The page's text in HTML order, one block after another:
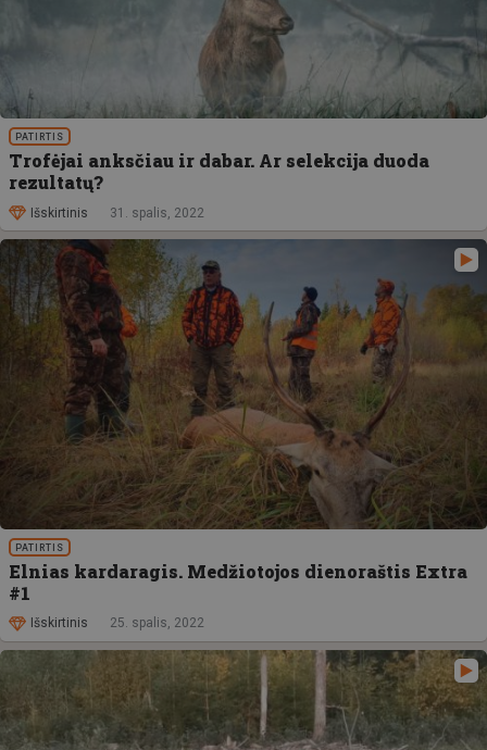
PATIRTIS
Trofėjai anksčiau ir dabar. Ar selekcija duoda
rezultatų?
Išskirtinis 31. spalis, 2022
PATIRTIS
Elnias kardaragis. Medžiotojos dienoraštis Extra
#1
Išskirtinis 25. spalis, 2022